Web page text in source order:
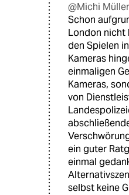
@Michi
Schon
London nicht
den Spielen
Kameras
einmaligen
Kameras,
von
ein guter
einmal
selbst keine